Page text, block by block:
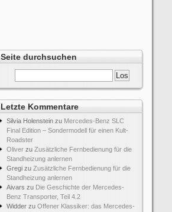
Seite durchsuchen
Letzte Kommentare
Silvia Holenstein zu Mercedes-Benz SLC
Final Edition – Sondermodell für einen Kult-
Roadster
Oliver zu Zusätzliche Fernbedienung für die
Standheizung anlernen
Gregi zu Zusätzliche Fernbedienung für die
Standheizung anlernen
Aivars zu Die Geschichte der Mercedes-
Benz Transporter, Teil 4.2
Widder zu Offener Klassiker: das Mercedes-